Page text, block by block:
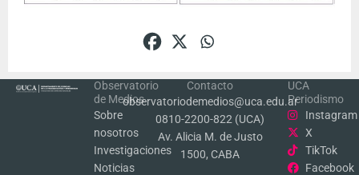
Observatorio
de Medios
Sobre
nosotros
Investigaciones
Noticias
Contacto
observatoriodemedios@uca.edu.ar
0810-2200-822 (UCA)
Av. Alicia M. de Justo
1500, CABA
UCA
Periodismo
Instagram
X
TikTok
Facebook